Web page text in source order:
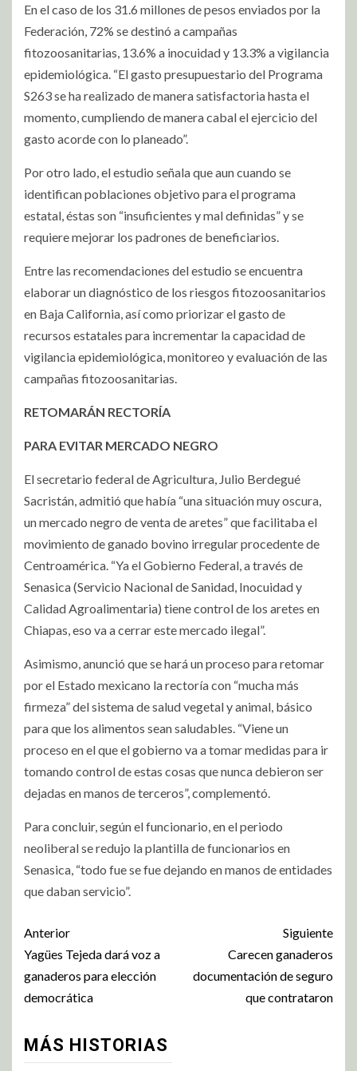
En el caso de los 31.6 millones de pesos enviados por la
Federación, 72% se destinó a campañas
fitozoosanitarias, 13.6% a inocuidad y 13.3% a vigilancia
epidemiológica. “El gasto presupuestario del Programa
S263 se ha realizado de manera satisfactoria hasta el
momento, cumpliendo de manera cabal el ejercicio del
gasto acorde con lo planeado”.
Por otro lado, el estudio señala que aun cuando se
identifican poblaciones objetivo para el programa
estatal, éstas son “insuficientes y mal definidas” y se
requiere mejorar los padrones de beneficiarios.
Entre las recomendaciones del estudio se encuentra
elaborar un diagnóstico de los riesgos fitozoosanitarios
en Baja California, así como priorizar el gasto de
recursos estatales para incrementar la capacidad de
vigilancia epidemiológica, monitoreo y evaluación de las
campañas fitozoosanitarias.
RETOMARÁN RECTORÍA
PARA EVITAR MERCADO NEGRO
El secretario federal de Agricultura, Julio Berdegué
Sacristán, admitió que había “una situación muy oscura,
un mercado negro de venta de aretes” que facilitaba el
movimiento de ganado bovino irregular procedente de
Centroamérica. “Ya el Gobierno Federal, a través de
Senasica (Servicio Nacional de Sanidad, Inocuidad y
Calidad Agroalimentaria) tiene control de los aretes en
Chiapas, eso va a cerrar este mercado ilegal”.
Asimismo, anunció que se hará un proceso para retomar
por el Estado mexicano la rectoría con “mucha más
firmeza” del sistema de salud vegetal y animal, básico
para que los alimentos sean saludables. “Viene un
proceso en el que el gobierno va a tomar medidas para ir
tomando control de estas cosas que nunca debieron ser
dejadas en manos de terceros”, complementó.
Para concluir, según el funcionario, en el periodo
neoliberal se redujo la plantilla de funcionarios en
Senasica, “todo fue se fue dejando en manos de entidades
que daban servicio”.
Anterior
Yagües Tejeda dará voz a
ganaderos para elección
democrática
Siguiente
Carecen ganaderos
documentación de seguro
que contrataron
MÁS HISTORIAS